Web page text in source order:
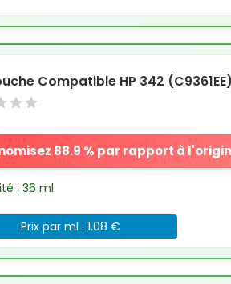
Compatible HP 342
88.9 % par rapport à
: 36 ml
Prix par ml : 1.08 €